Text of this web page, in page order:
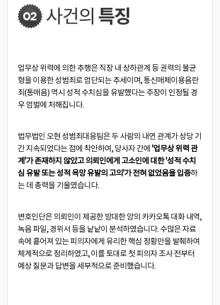
업무상 위력에 의한 추행은 직장 내 상하관계 등 권력의 불균
형을 이용한 성범죄로 엄단되는 추세이며, 통신매체이용음란
죄(통매음) 역시 성적 수치심을 유발했다는 주장이 인정될 경
우 엄벌에 처해집니다.
법무법인 오현 성범죄대응팀은 두 사람의 내연 관계가 상당 기
간 지속되었다는 점에 착안하여, 당사자 간에 '업무상 위력 관
계'가 존재하지 않았고 의뢰인에게 고소인에 대한 '성적 수치
심 유발 또는 성적 욕망 유발의 고의'가 전혀 없었음을 입증하
는 데 총력을 기울였습니다.
변호인단은 의뢰인이 제공한 방대한 양의 카카오톡 대화 내역,
녹음 파일, 경위서 등을 낱낱이 분석하였습니다. 수많은 자료
속에 흩어져 있는 피의자에게 유리한 핵심 정황만을 발췌하여
체계적으로 정리하였고, 이를 토대로 첫 피의자 조사 전부터
예상 질문과 답변을 세부적으로 준비했습니다.